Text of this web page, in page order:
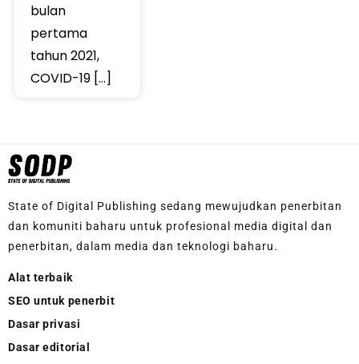
bulan
pertama
tahun 2021,
COVID-19 […]
State of Digital Publishing sedang mewujudkan penerbitan
dan komuniti baharu untuk profesional media digital dan
penerbitan, dalam media dan teknologi baharu.
Alat terbaik
SEO untuk penerbit
Dasar privasi
Dasar editorial